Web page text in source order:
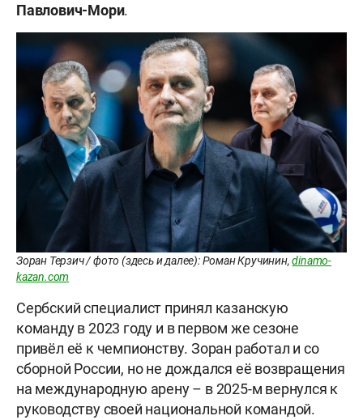
Павлович-Мори.
Зоран Терзич / фото (здесь и далее): Роман Кручинин,dinamo-
kazan.com
Сербский специалист принял казанскую
команду в 2023 году и в первом же сезоне
привёл её к чемпионству. Зоран работал и со
сборной России, но не дождался её возвращения
на международную арену – в 2025-м вернулся к
руководству своей национальной командой.